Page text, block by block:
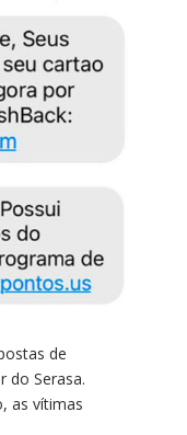
de
do Serasa.
as vítimas